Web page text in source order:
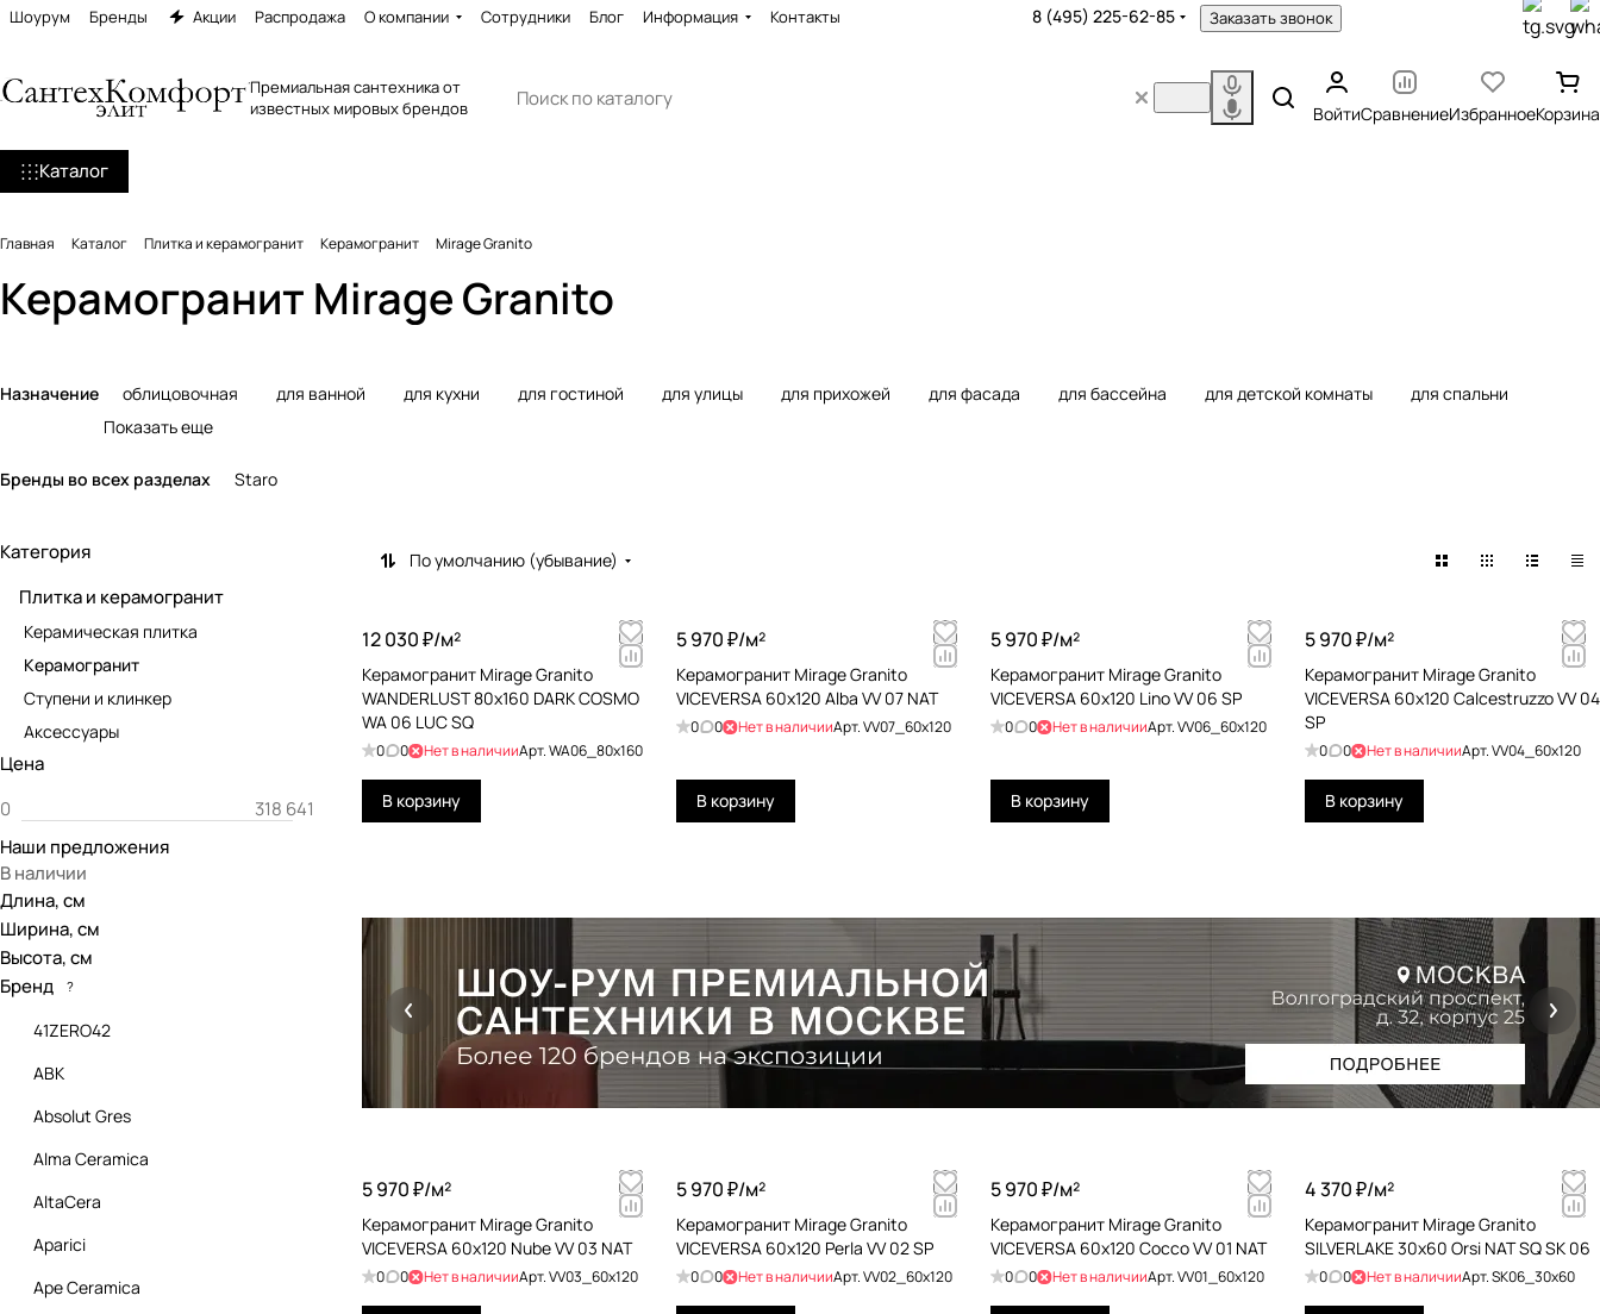
Шоурум Бренды Акции Распродажа О компании Сотрудники Блог Информация Контакты 8 (495) 225-62-85 Заказать звонок
Премиальная сантехника от
известных мировых брендов
ВойтиСравнениеИзбранноеКорзина
Каталог
Главная Каталог Плитка и керамогранит Керамогранит Mirage Granito
Керамогранит Mirage Granito
Назначение облицовочная для ванной для кухни для гостиной для улицы для прихожей для фасада для бассейна для детской комнаты
для спальни
Показать еще
Бренды во всех разделах Staro
По умолчанию (убывание)
12 030 ₽/м²
Керамогранит Mirage Granito
WANDERLUST 80x160 DARK COSMO
WA 06 LUC SQ
0 0 Нет в наличииАрт.WA06_80x160
В корзину
5 970 ₽/м²
Керамогранит Mirage Granito
VICEVERSA 60x120 Alba VV 07 NAT
0 0 Нет в наличииАрт.VV07_60x120
В корзину
5 970 ₽/м²
Керамогранит Mirage Granito
VICEVERSA 60x120 Lino VV 06 SP
0 0 Нет в наличииАрт.VV06_60x120
В корзину
5 970 ₽/м²
Керамогранит Mirage Granito
VICEVERSA 60x120 Calcestruzzo VV 04
SP
0 0 Нет в наличииАрт.VV04_60x120
В корзину
5 970 ₽/м²
Керамогранит Mirage Granito
VICEVERSA 60x120 Nube VV 03 NAT
0 0 Нет в наличииАрт.VV03_60x120
5 970 ₽/м²
Керамогранит Mirage Granito
VICEVERSA 60x120 Perla VV 02 SP
0 0 Нет в наличииАрт.VV02_60x120
5 970 ₽/м²
Керамогранит Mirage Granito
VICEVERSA 60x120 Cocco VV 01 NAT
0 0 Нет в наличииАрт.VV01_60x120
4 370 ₽/м²
Керамогранит Mirage Granito
SILVERLAKE 30x60 Orsi NAT SQ SK 06
0 0 Нет в наличииАрт.SK06_30x60
Категория
Плитка и керамогранит
Керамическая плитка
Керамогранит
Ступени и клинкер
Аксессуары
Цена
Наши предложения
В наличии
Длина, см
Ширина, см
Высота, см
Бренд
?
41ZERO42
ABK
Absolut Gres
Alma Ceramica
AltaCera
Aparici
Ape Ceramica